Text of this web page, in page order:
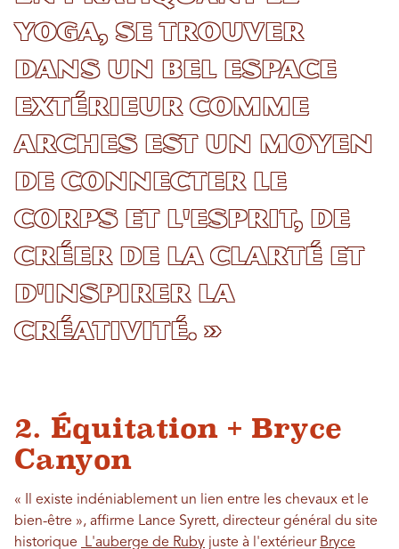
yoga, se trouver
dans un bel espace
extérieur comme
Arches est un moyen
de connecter le
corps et l'esprit, de
créer de la clarté et
d'inspirer la
créativité. »
2. Équitation + Bryce
Canyon
« Il existe indéniablement un lien entre les chevaux et le
bien-être », affirme Lance Syrett, directeur général du site
historique
L'auberge de Ruby juste à l'extérieur Bryce